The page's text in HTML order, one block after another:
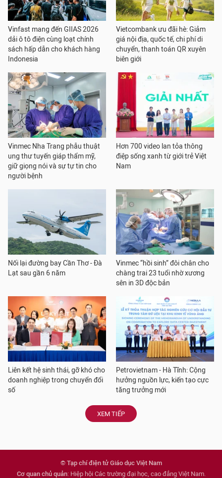
Vinfast mang đến GIIAS 2026
dải ô tô điện cùng loạt chính
sách hấp dẫn cho khách hàng
Indonesia
Vietcombank ưu đãi hè: Giảm
giá nội địa, quốc tế, chi phí di
chuyển, thanh toán QR xuyên
biên giới
Vinmec Nha Trang phẫu thuật
ung thư tuyến giáp thẩm mỹ,
giữ giọng nói và sự tự tin cho
người bệnh
Hơn 700 video lan tỏa thông
điệp sống xanh từ giới trẻ Việt
Nam
Nối lại đường bay Cần Thơ - Đà
Lạt sau gần 6 năm
Vinmec “hồi sinh” đôi chân cho
chàng trai 23 tuổi nhờ xương
sên in 3D độc bản
Liên kết hệ sinh thái, gỡ khó cho
doanh nghiệp trong chuyển đổi
số
Petrovietnam - Hà Tĩnh: Cộng
hưởng nguồn lực, kiến tạo cực
tăng trưởng mới
XEM TIẾP
© Tạp chí điện tử Giáo dục Việt Nam
Cơ quan chủ quản: Hiệp hội Các trường đại học, cao đẳng Việt Nam.